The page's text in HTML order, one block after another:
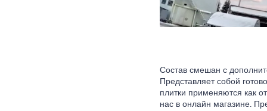
Состав смешан с
Представляет собой
плитки применяются как
нас в онлайн магазине.